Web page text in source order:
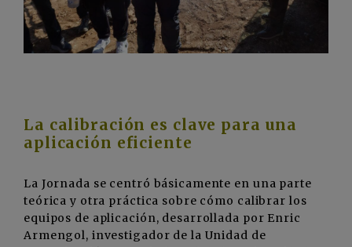
La calibración es clave para una
aplicación eficiente
La Jornada se centró básicamente en una parte
teórica y otra práctica sobre cómo calibrar los
equipos de aplicación, desarrollada por Enric
Armengol, investigador de la Unidad de